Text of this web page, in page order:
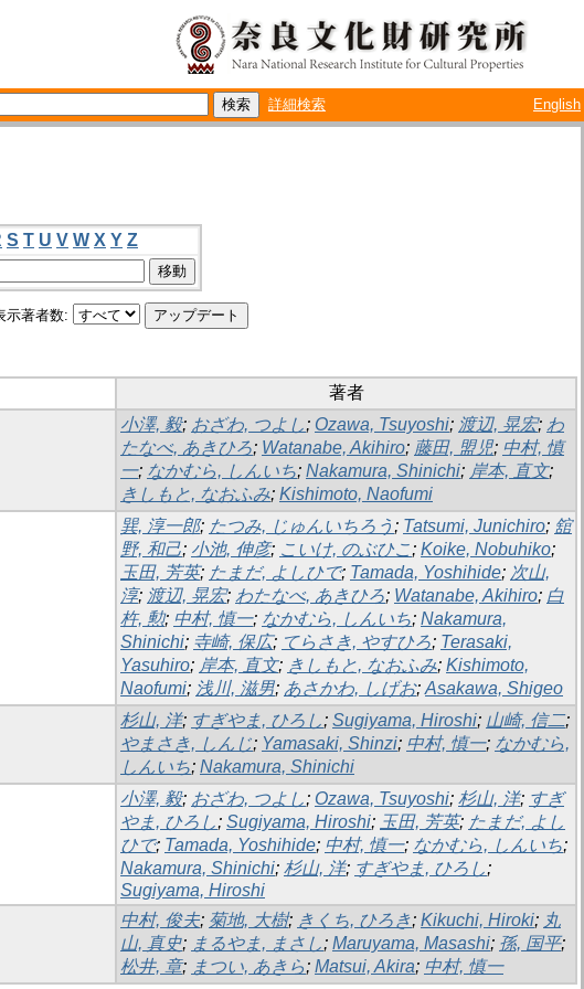
詳細検索 English
S T U V W X Y Z
示著者数:
著者
小澤, 毅; おざわ, つよし; Ozawa, Tsuyoshi; 渡辺, 晃宏; わ
たなべ, あきひろ; Watanabe, Akihiro; 藤田, 盟児; 中村, 慎
一; なかむら, しんいち; Nakamura, Shinichi; 岸本, 直文;
きしもと, なおふみ; Kishimoto, Naofumi
巽, 淳一郎; たつみ, じゅんいちろう ; Tatsumi, Junichiro; 舘
野, 和己; 小池, 伸彦; こいけ, のぶひこ; Koike, Nobuhiko;
玉田, 芳英; たまだ, よしひで; Tamada, Yoshihide; 次山,
淳; 渡辺, 晃宏; わたなべ, あきひろ; Watanabe, Akihiro; 白
杵, 勲; 中村, 慎一; なかむら, しんいち; Nakamura,
Shinichi; 寺崎, 保広; てらさき, やすひろ; Terasaki,
Yasuhiro; 岸本, 直文; きしもと, なおふみ; Kishimoto,
Naofumi; 浅川, 滋男; あさかわ, しげお; Asakawa, Shigeo
杉山, 洋; すぎやま, ひろし; Sugiyama, Hiroshi; 山崎, 信二;
やまさき, しんじ; Yamasaki, Shinzi; 中村, 慎一; なかむら,
しんいち; Nakamura, Shinichi
小澤, 毅; おざわ, つよし; Ozawa, Tsuyoshi; 杉山, 洋; すぎ
やま, ひろし; Sugiyama, Hiroshi; 玉田, 芳英; たまだ, よし
ひで; Tamada, Yoshihide; 中村, 慎一; なかむら, しんいち;
Nakamura, Shinichi; 杉山, 洋; すぎやま, ひろし;
Sugiyama, Hiroshi
中村, 俊夫; 菊地, 大樹; きくち, ひろき; Kikuchi, Hiroki; 丸
山, 真史; まるやま, まさし; Maruyama, Masashi; 孫, 国平;
松井, 章; まつい, あきら; Matsui, Akira; 中村, 慎一